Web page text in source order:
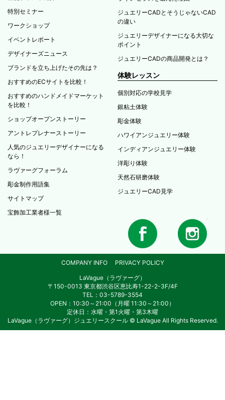
特別セミナー
ワークショップ
イベントレポート
デザイナーズニュース
ブランドを立ち上げたその先は？
おすすめのECサイトを比較！
おすすめのハンドメイドマーケット
を比較！
ショップオープンストーリー
アントレプレナーストーリー
人気のジュエリーデザイナーになる
なら！
ラヴァーグフォーラム
彫金制作用語集
サイトマップ
宝飾加工業者様一覧
ジュエリーCADとそうじゃないCAD
の違い
ジュエリーデザイナーになる大切な
ポイント
ジュエリーCADの商品開発とは？
体験レッスン
個別対応の学校見学
銀粘土体験
彫金体験
ハワイアンジュエリー体験
インディアンジュエリー体験
洋彫り体験
天然石研磨体験
ジュエリーCAD見学
COMPANY INFO
PRIVACY POLICY
LaVague（ラヴァーグ）
〒150-0013 東京都渋谷区恵比寿1-22-2-3F/4F
TEL：03-5789-3554
OPEN：10:30～21:00（月曜 11:30～21:00）
定休日：水曜・第1火曜・第3木曜
LaVague（ラヴァーグ）ジュエリースクール © LaVague All Rights Reserved.